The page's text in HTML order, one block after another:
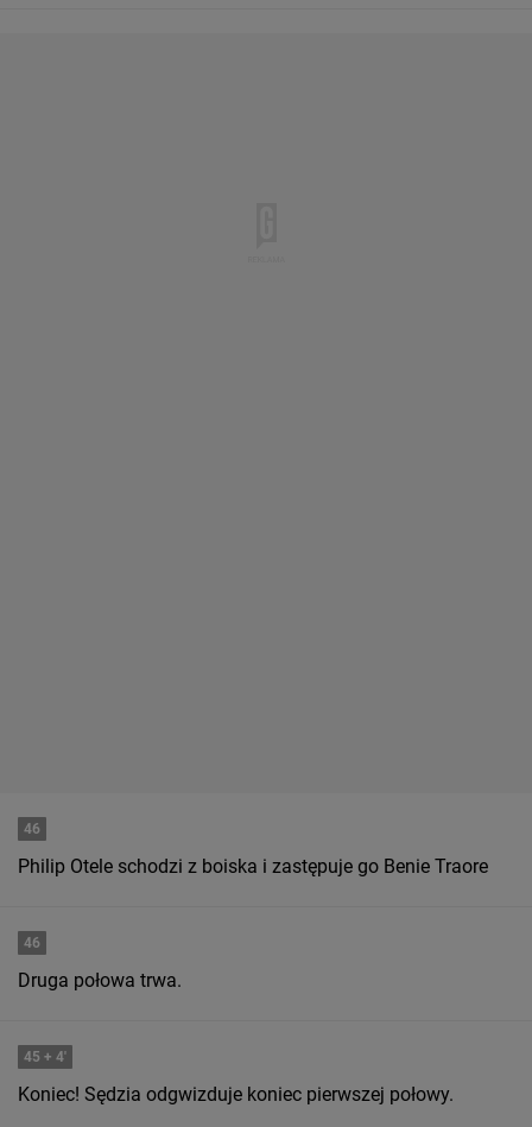
46
Philip Otele schodzi z boiska i zastępuje go Benie Traore
46
Druga połowa trwa.
45 + 4'
Koniec! Sędzia odgwizduje koniec pierwszej połowy.